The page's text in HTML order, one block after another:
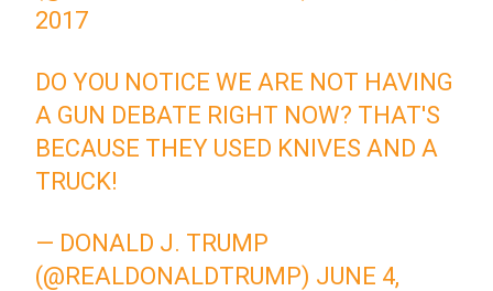
2017
DO YOU NOTICE WE ARE NOT HAVING
A GUN DEBATE RIGHT NOW? THAT'S
BECAUSE THEY USED KNIVES AND A
TRUCK!
— DONALD J. TRUMP
(@REALDONALDTRUMP) JUNE 4,